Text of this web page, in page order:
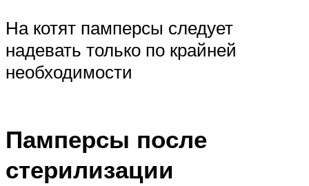
На котят памперсы следует
надевать только по крайней
необходимости
Памперсы после
стерилизации